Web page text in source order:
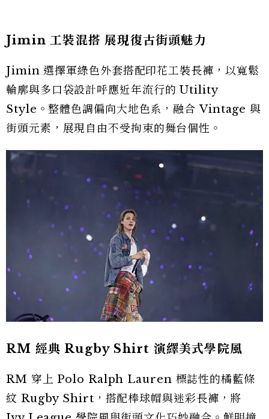
Jimin 工裝混搭 展現復古街頭魅力
Jimin 選擇軍綠色外套搭配印花工裝長褲，以寬鬆
Style。整體色調偏向大地色系，融合 Vintage 與